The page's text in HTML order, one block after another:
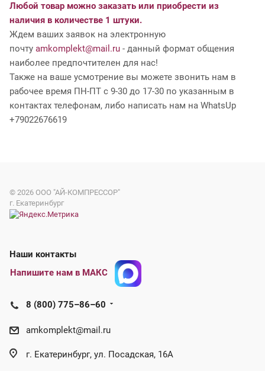
Любой товар можно заказать или приобрести из
наличия в количестве 1 штуки.
Ждем ваших заявок на электронную
почту amkomplekt@mail.ru - данный формат общения
наиболее предпочтителен для нас!
Также на ваше усмотрение вы можете звонить нам в
рабочее время ПН-ПТ с 9-30 до 17-30 по указанным в
контактах телефонам, либо написать нам на WhatsUp
+79022676619
© 2026 ООО "АЙ-КОМПРЕССОР"
г. Екатеринбург
Наши контакты
Напишите нам в МАКС
8 (800) 775–86–60
amkomplekt@mail.ru
г. Екатеринбург, ул. Посадская, 16А